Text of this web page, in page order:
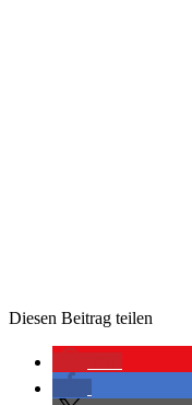
Die­sen Bei­trag teilen